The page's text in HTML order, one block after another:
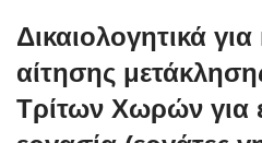
Δικαιολογητικά
αίτησης
Τρίτων Χωρών για